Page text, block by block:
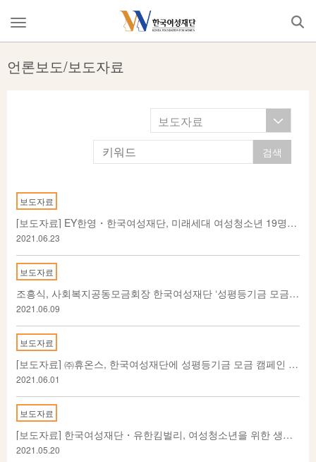
메
뉴
기
언론보도/보도자료
보도자료
보도자료
[보도자료] EY한영・한국여성재단, 미래세대 여성청소년 19명에게 3년 연속 장학금 지원
2021.06.23
보도자료
조흥식, 사회복지공동모금회장 한국여성재단 ‘성평등기금 모금 캠페인’ 동참
2021.06.09
보도자료
[보도자료] ㈜휴온스, 한국여성재단에 성평등기금 모금 캠페인 첫 기부
2021.06.01
보도자료
[보도자료] 한국여성재단・유한킴벌리, 여성청소년을 위한 생리대 100만 패드 기부 전달식 개최
2021.05.20